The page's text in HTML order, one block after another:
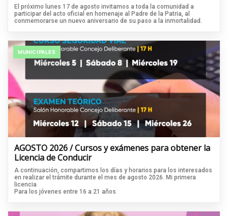
El próximo lunes 17 de agosto invitamos a toda la comunidad a
participar del acto oficial en homenaje al Padre de la Patria, al
conmemorarse un nuevo aniversario de su paso a la inmortalidad.
MUNICIPALES
AGOSTO 2026 / Cursos y exámenes para obtener la
Licencia de Conducir
A continuación, compartimos los días y horarios para los interesados
en realizar el trámite durante el mes de agosto 2026. Mi primera
licencia
Para los jóvenes entre 16 a 21 años